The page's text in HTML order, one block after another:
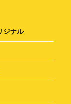
ジナル